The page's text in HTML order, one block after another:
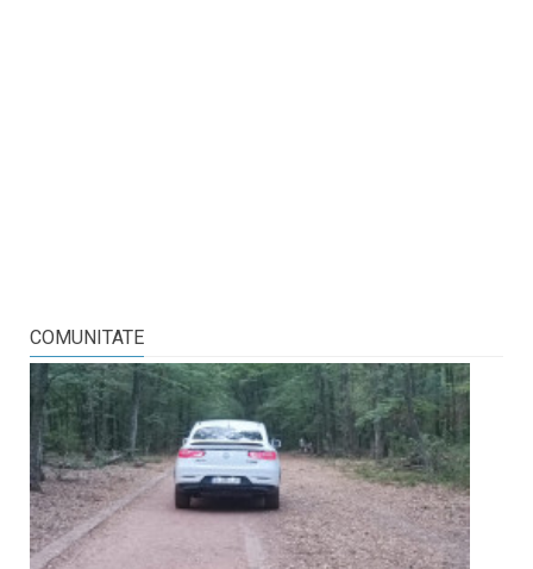
COMUNITATE